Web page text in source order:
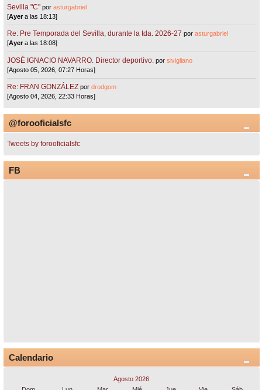
Sevilla "C"porasturgabriel
[Ayera las 18:13]
Re: Pre Temporada del Sevilla, durante la tda. 2026-27 porasturgabriel
[Ayera las 18:08]
JOSÉ IGNACIO NAVARRO. Director deportivo. porsivigliano
[Agosto 05, 2026, 07:27 Horas]
Re: FRAN GONZÁLEZ pordrodgom
[Agosto 04, 2026, 22:33 Horas]
@forooficialsfc
Tweets by forooficialsfc
FB
Calendario
Agosto 2026